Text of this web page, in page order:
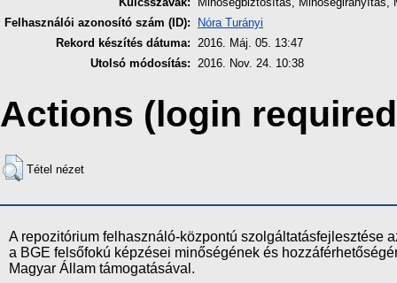
Felhasználói azonosító szám (ID):
Nóra Turányi
Rekord készítés dátuma: 2016. Máj. 05. 13:47
Utolsó módosítás: 2016. Nov. 24. 10:38
Actions (login
Tétel nézet
A repozitórium felhasználó-központú szolgáltatásfejlesztése
a BGE felsőfokú képzései minőségének és
Magyar Állam támogatásával.